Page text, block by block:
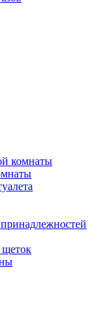
комнаты